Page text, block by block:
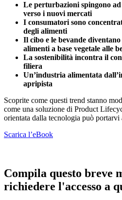
Le perturbazioni spingono
verso i nuovi mercati
I consumatori sono
degli alimenti
Il cibo e le bevande
alimenti a base vegetale alle
La sostenibilità incontra il
filiera
Un’industria alimentata
apripista
Scoprite come questi trend stanno
come una soluzione di Product
orientata dalla tecnologia può portarvi
Scarica l’eBook
Compila questo breve
richiedere l'accesso a